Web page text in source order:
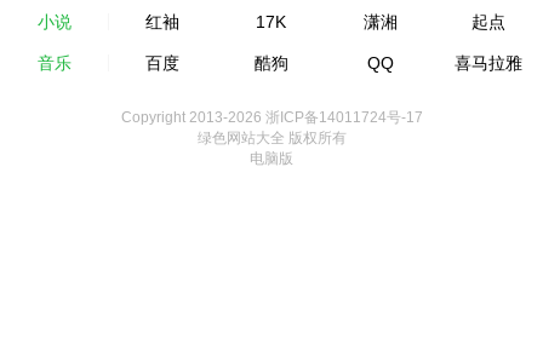
小说 红袖 17K 潇湘 起点
音乐 百度 酷狗 QQ 喜马拉雅
Copyright 2013-2026 浙ICP备14011724号-17
绿色网站大全 版权所有
电脑版